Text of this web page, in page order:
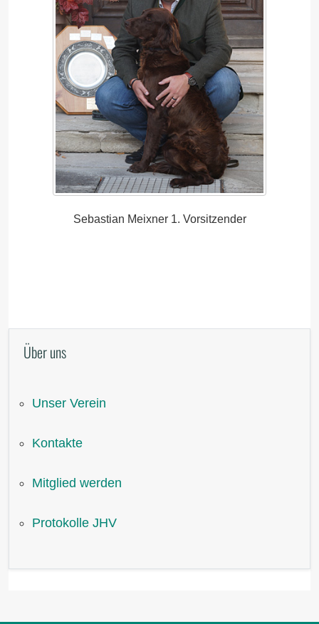
Sebastian Meixner 1. Vorsitzender
Über uns
Unser Verein
Kontakte
Mitglied werden
Protokolle JHV